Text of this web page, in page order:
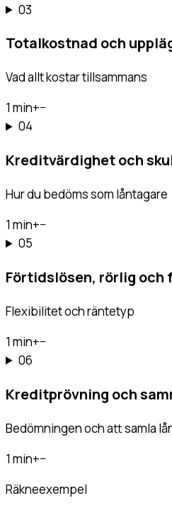
03
Totalkostnad och
Vad allt kostar tillsammans
1 min+−
04
Kreditvärdighet och
Hur du bedöms som låntagare
1 min+−
05
Förtidslösen, rörlig och
Flexibilitet och räntetyp
1 min+−
06
Kreditprövning och
Bedömningen och att samla
1 min+−
Räkneexempel